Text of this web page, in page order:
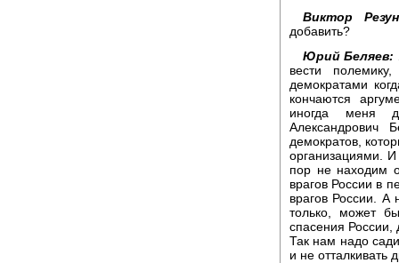
Виктор
добавить?
Юрий Беляев:
вести
демократами
кончаются
иногда меня
демократов,
организациями.
пор не находим
врагов России в
врагов России.
только, может
спасения
Так нам надо
и не отталкивать